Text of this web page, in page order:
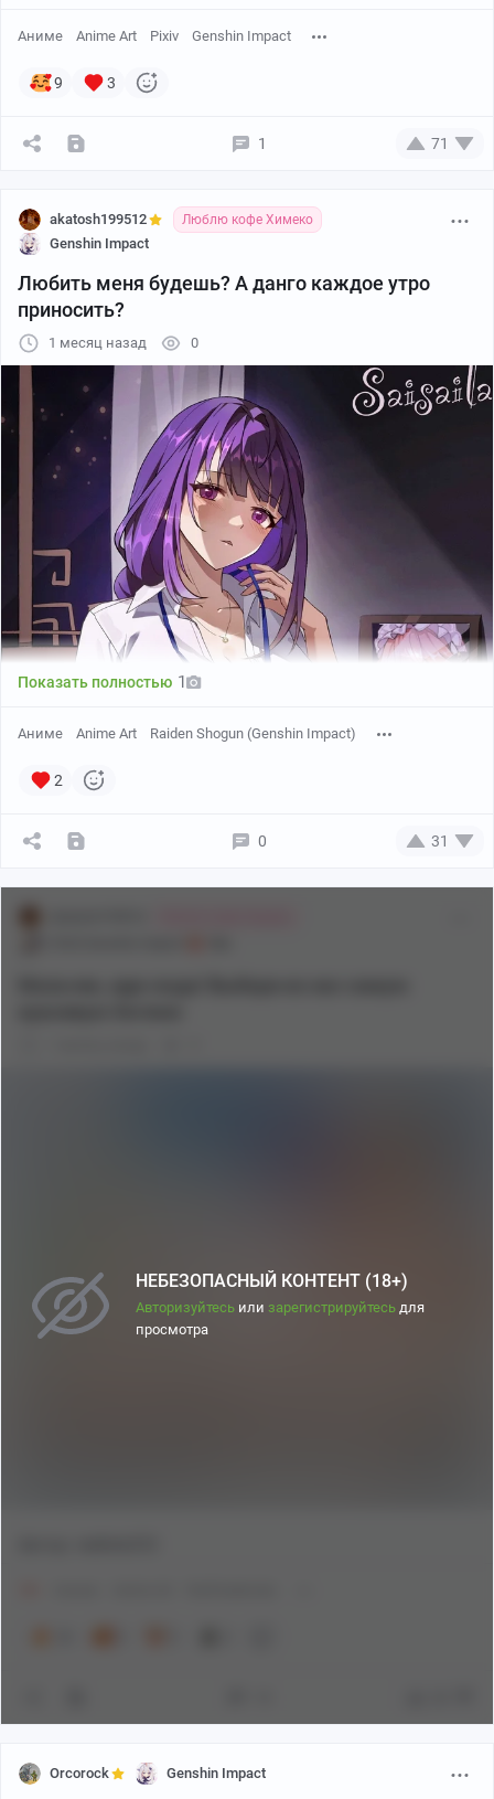
Автор: Asiri Senpai
Аниме Anime Art Pixiv Genshin Impact
9 3
1 71
akatosh199512 Люблю кофе Химеко
Genshin Impact
Любить меня будешь? А данго каждое утро
приносить?
1 месяц назад 0
Показать полностью 1
Аниме Anime Art Raiden Shogun (Genshin Impact)
2
0 31
НЕБЕЗОПАСНЫЙ КОНТЕНТ (18+)
Авторизуйтесь или зарегистрируйтесь для
просмотра
Orcorock Genshin Impact